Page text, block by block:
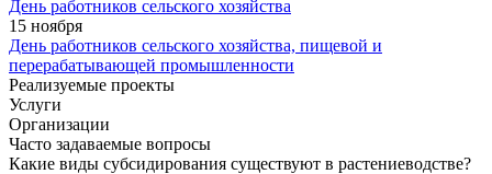
День работников сельского хозяйства
15 ноября
День работников сельского хозяйства, пищевой и
перерабатывающей промышленности
Реализуемые проекты
Услуги
Организации
Часто задаваемые вопросы
Какие виды субсидирования существуют в растениеводстве?